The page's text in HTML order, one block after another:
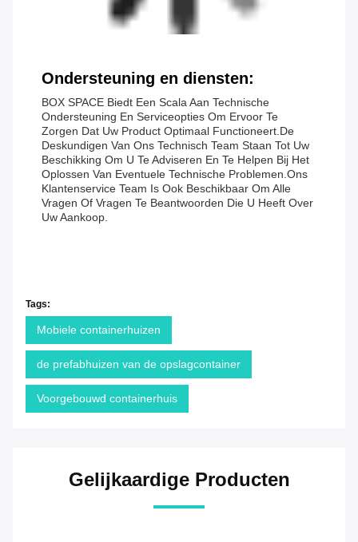
Ondersteuning en diensten:
BOX SPACE Biedt Een Scala Aan Technische
Ondersteuning En Serviceopties Om Ervoor Te
Zorgen Dat Uw Product Optimaal Functioneert.De
Deskundigen Van Ons Technisch Team Staan Tot Uw
Beschikking Om U Te Adviseren En Te Helpen Bij Het
Oplossen Van Eventuele Technische Problemen.Ons
Klantenservice Team Is Ook Beschikbaar Om Alle
Vragen Of Vragen Te Beantwoorden Die U Heeft Over
Uw Aankoop.
Tags:
Mobiele containerhuizen
de prefabhuizen van de opslagcontainer
Voorgebouwd containerhuis
Gelijkaardige Producten